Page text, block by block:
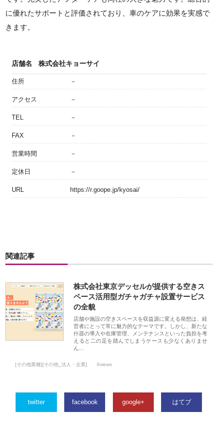
に優れたサポートと評価されており、車のケアに効果を実感で
きます。
店舗名 株式会社キョーサイ
住所 －
アクセス －
TEL －
FAX －
営業時間 －
定休日 －
URL https://r.goope.jp/kyosai/
関連記事
株式会社東京デッセルが提供する空きス
ペース活用型ガチャガチャ設置サービス
の全貌
店舗や施設の空きスペースを収益源に変える発想は、経
営者にとって常に魅力的なテーマです。しかし、新たな
什器の導入や在庫管理、メンテナンスといった負担を考
えると二の足を踏んでしまうケースも少なくありませ
ん…
[その他業種][その他_法人・企業] 0views
twitter facebook google+ はてブ